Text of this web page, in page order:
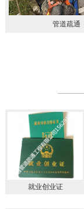
管道疏通
就业创业证